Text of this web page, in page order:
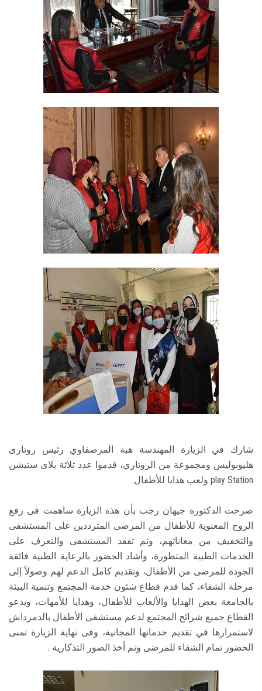
شارك في الزيارة المهندسة هبة المرصفاوي رئيس روتارى
هليوبوليس ومجموعة من الروتاري، قدموا عدد ثلاثة بلاى ستيشن
play Station ولعب هدايا للأطفال.
صرحت الدكتورة جيهان رجب بأن هذه الزيارة ساهمت فى رفع
الروح المعنوية للأطفال من المرضى المترددين على المستشفى
والتخفيف من معاناتهم، وتم تفقد المستشفى والتعرف على
الخدمات الطبية المتطورة، وأشاد الحضور بالرعاية الطبية فائقة
الجودة للمرضى من الأطفال، وتقديم كامل الدعم لهم وصولاً إلى
مرحلة الشفاء، كما قدم قطاع شئون خدمة المجتمع وتنمية البيئة
بالجامعة بعض الهدايا والألعاب للأطفال، وهدايا للأمهات، ويدعو
القطاع جميع شرائح المجتمع لدعم مستشفى الأطفال بالدمرداش
لاستمرارها في تقديم خدماتها المجانية، وفى نهاية الزيارة تمنى
الحضور تمام الشفاء للمرضى وتم أخذ الصور التذكارية .